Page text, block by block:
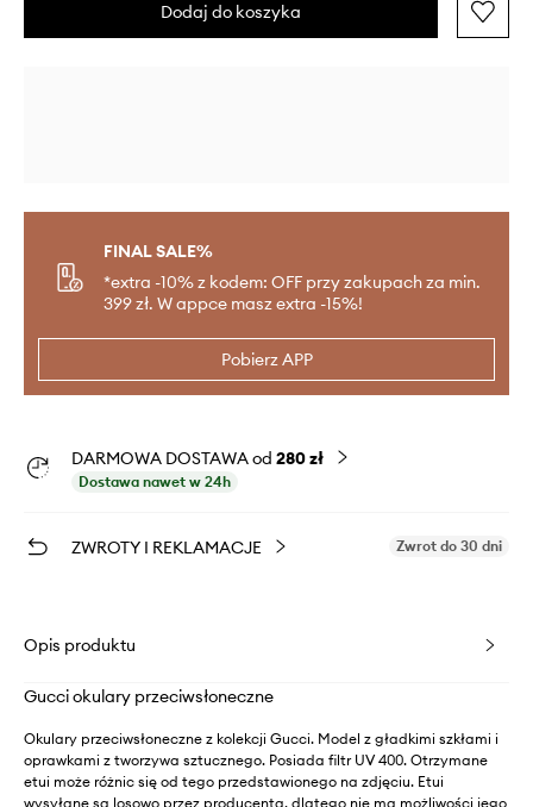
Dodaj do koszyka
FINAL SALE%
*extra -10% z kodem: OFF przy zakupach za min.
399 zł. W appce masz extra -15%!
Pobierz APP
DARMOWA DOSTAWA od 280 zł
Dostawa nawet w 24h
ZWROTY I REKLAMACJE Zwrot do 30 dni
Opis produktu
Gucci okulary przeciwsłoneczne
Okulary przeciwsłoneczne z kolekcji Gucci. Model z gładkimi szkłami i
oprawkami z tworzywa sztucznego. Posiada filtr UV 400. Otrzymane
etui może różnic się od tego przedstawionego na zdjęciu. Etui
wysyłane są losowo przez producenta, dlatego nie ma możliwości jego